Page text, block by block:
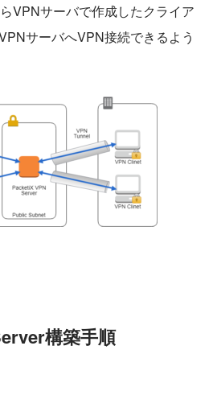
VPNサーバで作成したクライア
サーバへVPN接続できるよう
構築手順